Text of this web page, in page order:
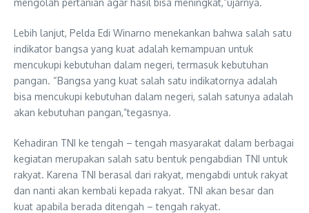
Lebih lanjut, Pelda Edi Winarno menekankan bahwa salah satu
indikator bangsa yang kuat adalah kemampuan untuk
mencukupi kebutuhan dalam negeri, termasuk kebutuhan
pangan. “Bangsa yang kuat salah satu indikatornya adalah
bisa mencukupi kebutuhan dalam negeri, salah satunya adalah
akan kebutuhan pangan,”tegasnya.
Kehadiran TNI ke tengah – tengah masyarakat dalam berbagai
kegiatan merupakan salah satu bentuk pengabdian TNI untuk
rakyat. Karena TNI berasal dari rakyat, mengabdi untuk rakyat
dan nanti akan kembali kepada rakyat. TNI akan besar dan
kuat apabila berada ditengah – tengah rakyat.